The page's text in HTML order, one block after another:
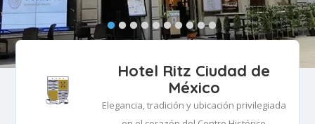
Hotel Ritz Ciudad de
México
Elegancia, tradición y ubicación privilegiada